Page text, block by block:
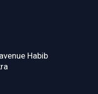
Habib